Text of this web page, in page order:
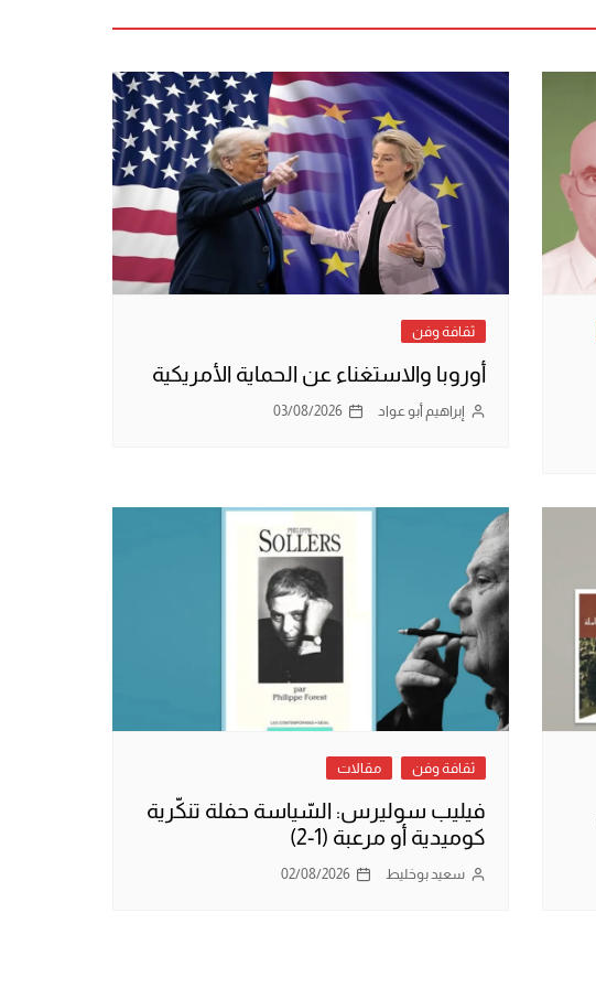
ثقافة وفن
أوروبا والاستغناء عن الحماية الأمريكية
إبراهيم أبو عواد 03/08/2026
ثقافة وفن مقالات
فيليب سوليرس: السّياسة حفلة تنكّرية
كوميدية أو مرعبة (1-2)
سعيد بوخليط 02/08/2026